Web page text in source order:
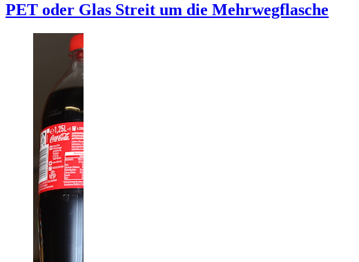
PET oder Glas Streit um die Mehrwegflasche